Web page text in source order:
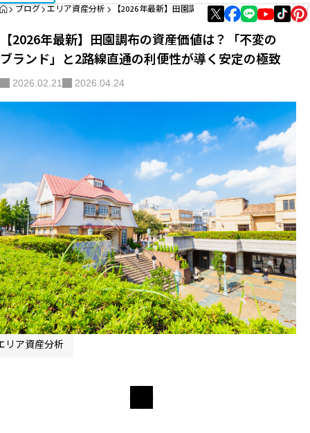
エリア資産分析
購入・リノベガイド
HOME
ブログ エリア資産分析 【2026年最新】田園調布の資産価値は？「不変の
【2026年最新】田園調布の資産価値は？「不変の
ブランド」と2路線直通の利便性が導く安定の極致
2026.02.21 2026.04.24
リア資産分析